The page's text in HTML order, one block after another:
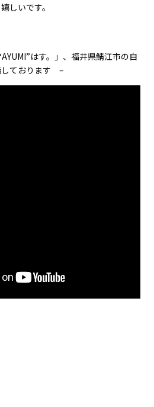
しいです。
はす。」、福井県鯖江市の自
しております –